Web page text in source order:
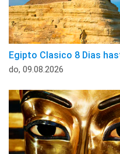
Egipto Clasico 8 Dias
do, 09.08.2026